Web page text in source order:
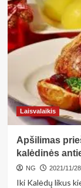
ir
mokinių
posėdyje
svarstyti
klausimai
Laisvalaikis
Apšilimas
kalėdinės
NG 2021/11/28
Iki Kalėdų likus